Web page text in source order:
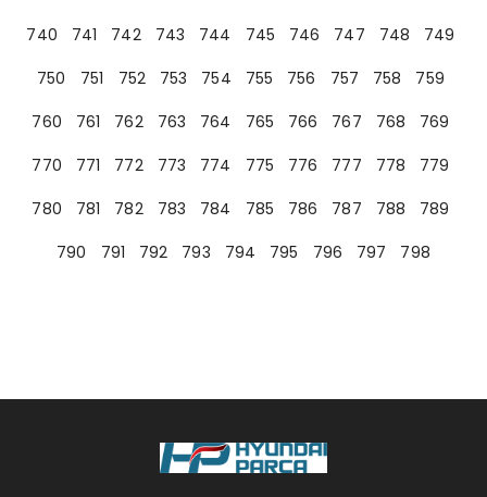
740
741 742 743 744 745 746 747 748
749
750
751 752 753 754 755 756 757 758
759
760
761 762 763 764 765 766 767 768
769
770
771 772 773 774 775 776 777 778
779
780
781 782 783 784 785 786 787 788
789
790
791 792 793 794 795 796 797 798